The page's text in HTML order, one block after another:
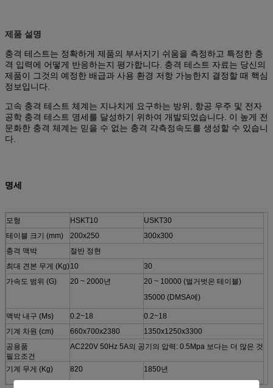
제품 설명
충격 테스트는 정확하게 제품의 부서지기 쉬움을 측정하고 특정한 충
격 입력에 어떻게 반응하는지 평가합니다. 충격 테스트 자료는 당신의
제품이 그것의 예정한 배급과 사용 환경 저항 가능한지 결정할 때 핵심
정보입니다.
고속 충격 테스트 체계는 지나치게 요구하는 방위, 항공 우주 및 전자
공학 충격 테스트 명세를 달성하기 위하여 개발되었습니다. 이 높게 전
문화한 충격 체계는 믿을 수 없는 충격 각측정속도를 생성할 수 있습니
다.
명세
모형 HSKT10
USKT30
테이블 크기 (mm)
200x250
300x300
충격 맥박
절반 정현
최대 견본 무게 (Kg)10
30
가속도 범위 (G)
20 ~ 2000년
20 ~ 10000 (벌거벗은 테이블)
35000 (DMSA에)
맥박 내구 (Ms) 0.2~18
0.2~18
기계 차원 (cm)
660x700x2380
1350x1250x3300
공용품
필요조건
AC220V 50Hz 5A의 공기의 압력: 0.5Mpa 보다는 더 많은 것
기계 무게 (Kg) 820 1850년